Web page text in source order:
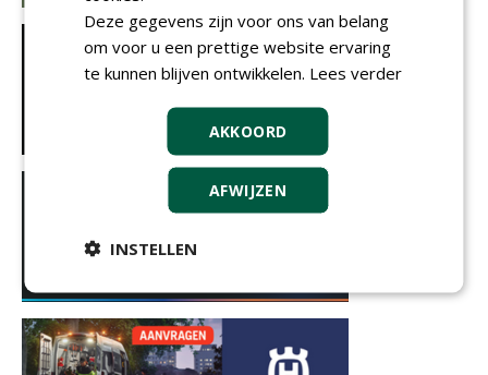
Deze gegevens zijn voor ons van belang
om voor u een prettige website ervaring
te kunnen blijven ontwikkelen. Lees verder
AKKOORD
AFWIJZEN
INSTELLEN